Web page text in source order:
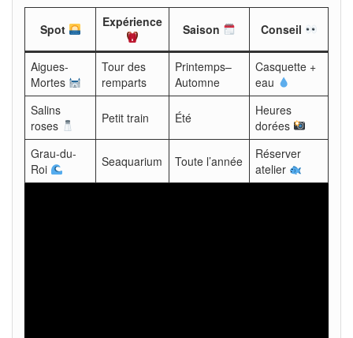
Spot Expérience Saison Conseil
Aigues-
Mortes
Tour des
remparts
Printemps–
Automne
Casquette +
eau
Salins
roses
Petit train Été
Heures
dorées
Grau-du-
Roi
Seaquarium Toute l’année
Réserver
atelier